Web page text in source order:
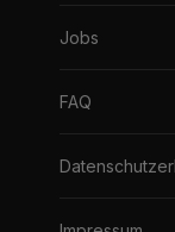
Jobs
FAQ